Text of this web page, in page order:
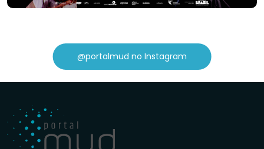
@portalmud no Instagram